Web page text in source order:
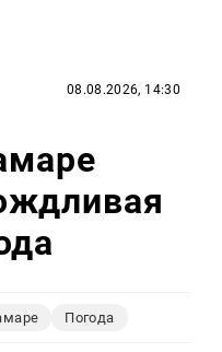
08.08.2026, 14:30
Погода